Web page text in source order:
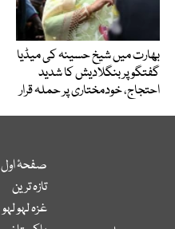
بھارت میں شیخ حسینہ کی میڈیا
گفتگو پر بنگلادیش کا شدید
احتجاج، خودمختاری پر حملہ قرار
صفحۂ اول
تازہ ترین
غزہ لہو لہو